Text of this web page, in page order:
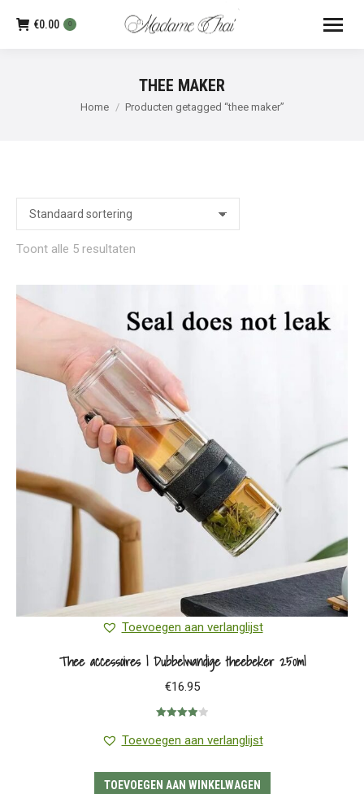
€0.00 0
THEE MAKER
Je bent hier:
Home Producten getagged “thee maker”
Toont alle 5 resultaten
Toevoegen aan verlanglijst
Thee accessoires | Dubbelwandige theebeker 250ml
€16.95
4.00uit 5
Toevoegen aan verlanglijst
TOEVOEGEN AAN WINKELWAGEN